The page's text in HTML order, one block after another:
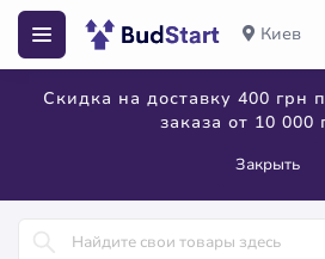
Киев
Скидка на доставку 400 грн
заказа от 10 000
Закрыть